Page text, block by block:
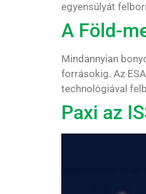
egyensúlyát
A Föld-
Mindannyian
forrásokig. Az
technológiával
Paxi az